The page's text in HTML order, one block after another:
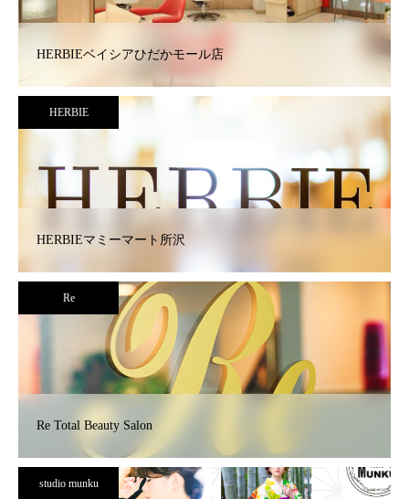
HERBIEベイシアひだかモール店
HERBIE
HERBIEマミーマート所沢
Re
Re Total Beauty Salon
studio munku